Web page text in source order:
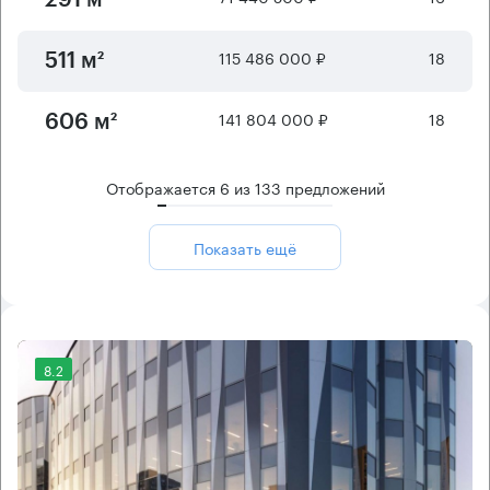
511 м² 115 486 000 ₽ 18
606 м² 141 804 000 ₽ 18
Отображается 6 из133 предложений
Показать ещё
8.2